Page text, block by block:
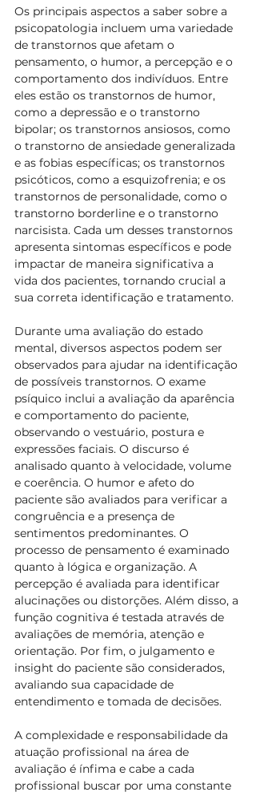
Os principais aspectos a saber sobre a
psicopatologia incluem uma variedade
de transtornos que afetam o
pensamento, o humor, a percepção e o
comportamento dos indivíduos. Entre
eles estão os transtornos de humor,
como a depressão e o transtorno
bipolar; os transtornos ansiosos, como
o transtorno de ansiedade generalizada
e as fobias específicas; os transtornos
psicóticos, como a esquizofrenia; e os
transtornos de personalidade, como o
transtorno borderline e o transtorno
narcisista. Cada um desses transtornos
apresenta sintomas específicos e pode
impactar de maneira significativa a
vida dos pacientes, tornando crucial a
sua correta identificação e tratamento.
Durante uma avaliação do estado
mental, diversos aspectos podem ser
observados para ajudar na identificação
de possíveis transtornos. O exame
psíquico inclui a avaliação da aparência
e comportamento do paciente,
observando o vestuário, postura e
expressões faciais. O discurso é
analisado quanto à velocidade, volume
e coerência. O humor e afeto do
paciente são avaliados para verificar a
congruência e a presença de
sentimentos predominantes. O
processo de pensamento é examinado
quanto à lógica e organização. A
percepção é avaliada para identificar
alucinações ou distorções. Além disso, a
função cognitiva é testada através de
avaliações de memória, atenção e
orientação. Por fim, o julgamento e
insight do paciente são considerados,
avaliando sua capacidade de
entendimento e tomada de decisões.
A complexidade e responsabilidade da
atuação profissional na área de
avaliação é ínfima e cabe a cada
profissional buscar por uma constante